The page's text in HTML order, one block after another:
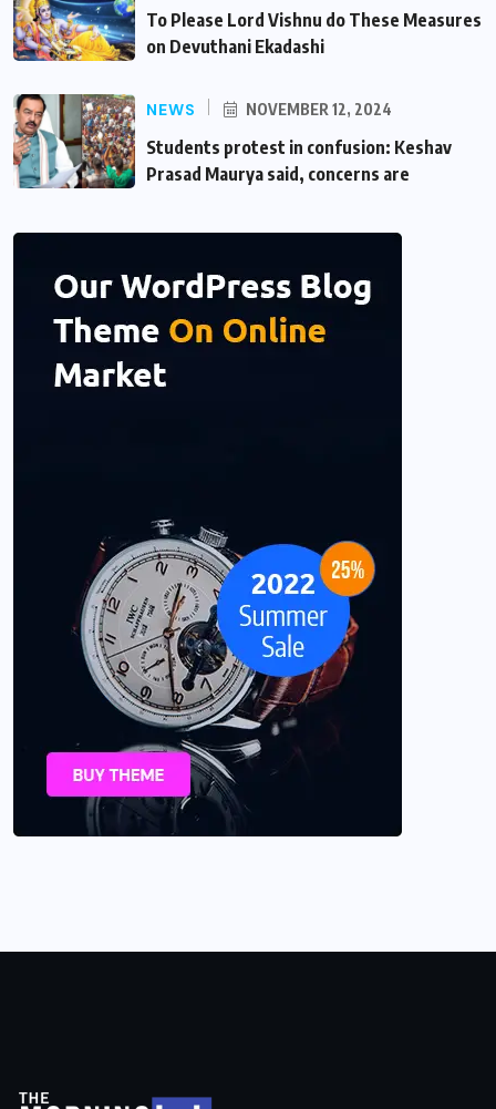
To Please Lord Vishnu do These Measures
on Devuthani Ekadashi
NEWS NOVEMBER 12, 2024
Students protest in confusion: Keshav
Prasad Maurya said, concerns are